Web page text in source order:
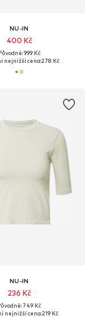
NU-IN
400 Kč
999 Kč
nejnižší cena:278 Kč
NU-IN
236 Kč
749 Kč
nejnižší cena:219 Kč